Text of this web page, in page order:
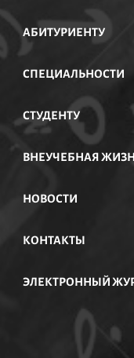
АБИТУРИЕНТУ
СПЕЦИАЛЬНОСТИ
СТУДЕНТУ
ВНЕУЧЕБНАЯ
НОВОСТИ
КОНТАКТЫ
ЭЛЕКТРОННЫЙ